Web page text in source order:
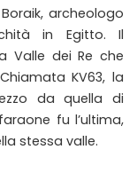
archeologo
in Egitto. Il
Valle dei Re che
KV63, la
da quella di
fu l’ultima,
stessa valle.